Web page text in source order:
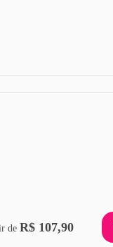
de R$ 107,90